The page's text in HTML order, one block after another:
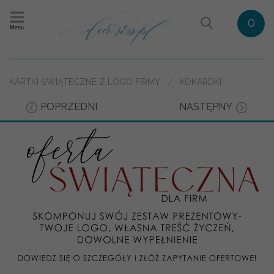
Menu 0
KARTKI ŚWIĄTECZNE Z LOGO FIRMY KOKARDKI
POPRZEDNI NASTĘPNY